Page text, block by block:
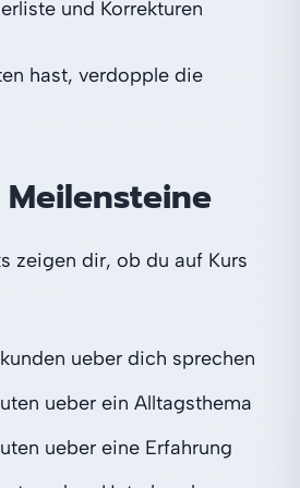
und Korrekturen
hast, verdopple die
zeigen dir, ob du auf Kurs
ueber dich sprechen
ueber ein Alltagsthema
ueber eine Erfahrung